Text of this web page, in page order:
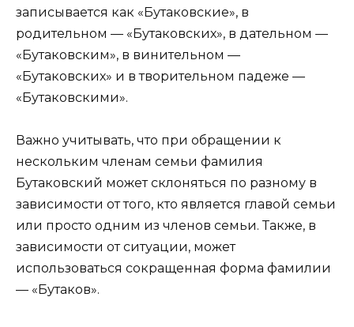
записывается как «Бутаковские», в
родительном — «Бутаковских», в дательном —
«Бутаковским», в винительном —
«Бутаковских» и в творительном падеже —
«Бутаковскими».
Важно учитывать, что при обращении к
нескольким членам семьи фамилия
Бутаковский может склоняться по разному в
зависимости от того, кто является главой семьи
или просто одним из членов семьи. Также, в
зависимости от ситуации, может
использоваться сокращенная форма фамилии
— «Бутаков».